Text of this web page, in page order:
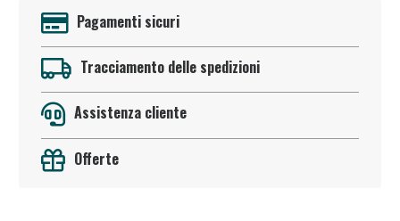
Pagamenti sicuri
Tracciamento delle spedizioni
Assistenza cliente
Offerte
Sconto fino al 55% disponibile oggi!